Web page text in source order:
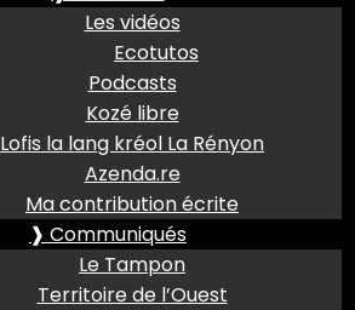
Les vidéos
Ecotutos
Podcasts
Kozé libre
Lofis la lang kréol La Rényon
Azenda.re
Ma contribution écrite
❱ Communiqués
Le Tampon
Territoire de l’Ouest